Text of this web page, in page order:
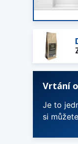
Vrtání
Je to
si